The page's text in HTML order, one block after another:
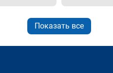
Показать все